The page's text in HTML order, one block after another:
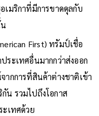
เมริกาที่มีการขาดดุลกับ
First) ทรัมป์เชื่อ
ระเทศอื่นมากกว่าส่งออก
ากการที่สินค้าต่างชาติเข้า
น รวมไปถึงโอกาส
ะเทศด้วย